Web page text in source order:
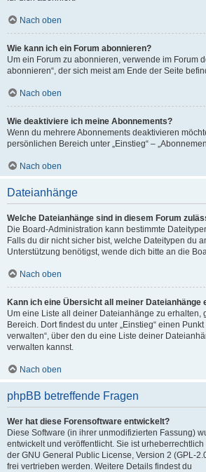
Nach oben
Wie kann ich ein Forum abonnieren?
Um ein Forum zu abonnieren, verwende im Forum
abonnieren“, der sich meist am Ende der Seite
Nach oben
Wie deaktiviere ich meine Abonnements?
Wenn du mehrere Abonnements deaktivieren
persönlichen Bereich unter „Einstieg“ –
Nach oben
Dateianhänge
Welche Dateianhänge sind in diesem Forum
Die Board-Administration kann bestimmte
Falls du dir nicht sicher bist, welche Dateitypen du
Unterstützung benötigst, wende dich bitte an die
Nach oben
Kann ich eine Übersicht all meiner Dateianhänge
Um eine Liste all deiner Dateianhänge zu erhalten,
Bereich. Dort findest du unter „Einstieg“ einen
verwalten“, über den du eine Liste deiner
verwalten kannst.
Nach oben
phpBB betreffende Fragen
Wer hat diese Forensoftware entwickelt?
Diese Software (in ihrer unmodifizierten Fassung)
entwickelt und veröffentlicht. Sie ist
der GNU General Public License, Version 2 (GPL-
frei vertrieben werden. Weitere Details findest du